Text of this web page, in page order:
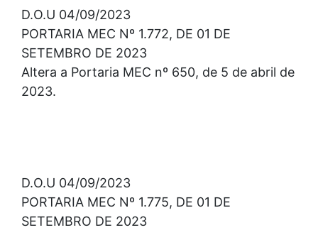
D.O.U 04/09/2023
PORTARIA MEC Nº 1.772, DE 01 DE
SETEMBRO DE 2023
Altera a Portaria MEC nº 650, de 5 de abril de
2023.
D.O.U 04/09/2023
PORTARIA MEC Nº 1.775, DE 01 DE
SETEMBRO DE 2023